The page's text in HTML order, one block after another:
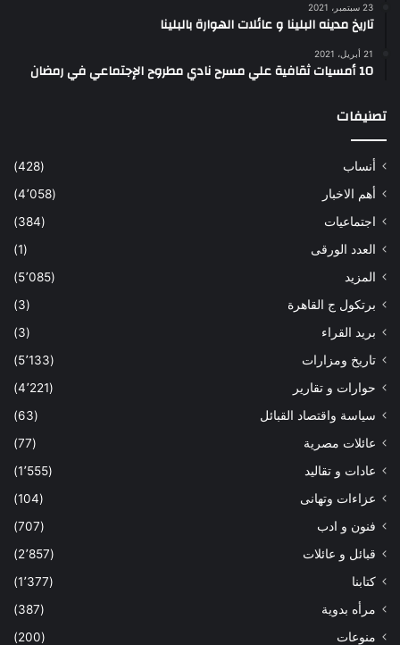
23 سبتمبر، 2021
تاريخ مدينه البلينا و عائلات الهوارة بالبلينا
21 أبريل، 2021
10 أمسيات ثقافية علي مسرح نادي مطروح الإجتماعي في رمضان
تصنيفات
أنساب
(428)
أهم الاخبار
(4٬058)
اجتماعيات
(384)
العدد الورقى
(1)
المزيد
(5٬085)
برتكول ج القاهرة
(3)
بريد القراء
(3)
تاريخ ومزارات
(5٬133)
حوارات و تقارير
(4٬221)
سياسة واقتصاد القبائل
(63)
عائلات مصرية
(77)
عادات و تقاليد
(1٬555)
عزاءات وتهانى
(104)
فنون و ادب
(707)
قبائل و عائلات
(2٬857)
كتابنا
(1٬377)
مرأه بدوية
(387)
منوعات
(200)